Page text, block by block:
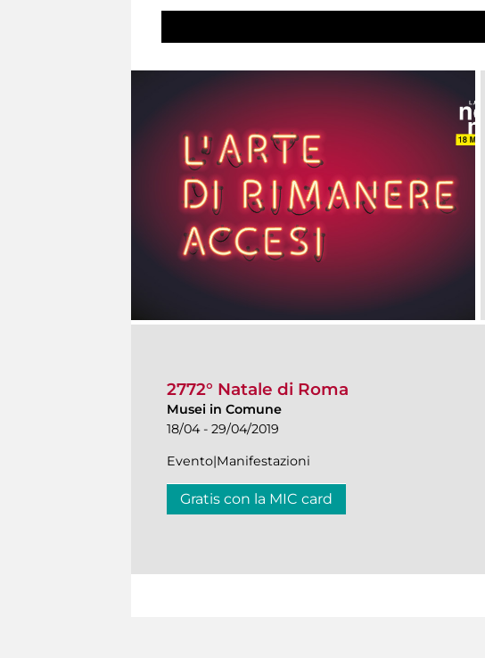
2772° Natale di Roma
Musei in Comune
18/04 - 29/04/2019
Evento|Manifestazioni
Gratis con la MIC card